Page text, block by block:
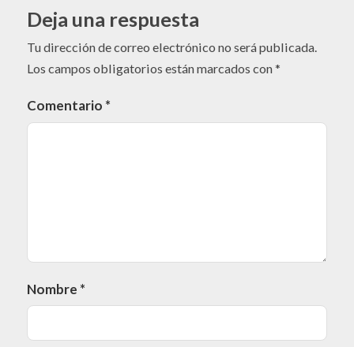
Deja una respuesta
Tu dirección de correo electrónico no será publicada.
Los campos obligatorios están marcados con*
Comentario *
Nombre *